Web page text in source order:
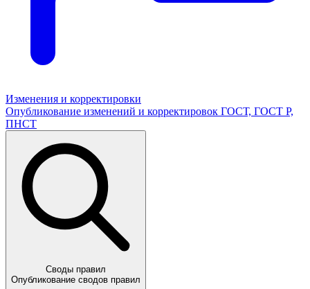
Изменения и корректировки
Опубликование изменений и корректировок ГОСТ, ГОСТ Р,
ПНСТ
Своды правил
Опубликование сводов правил